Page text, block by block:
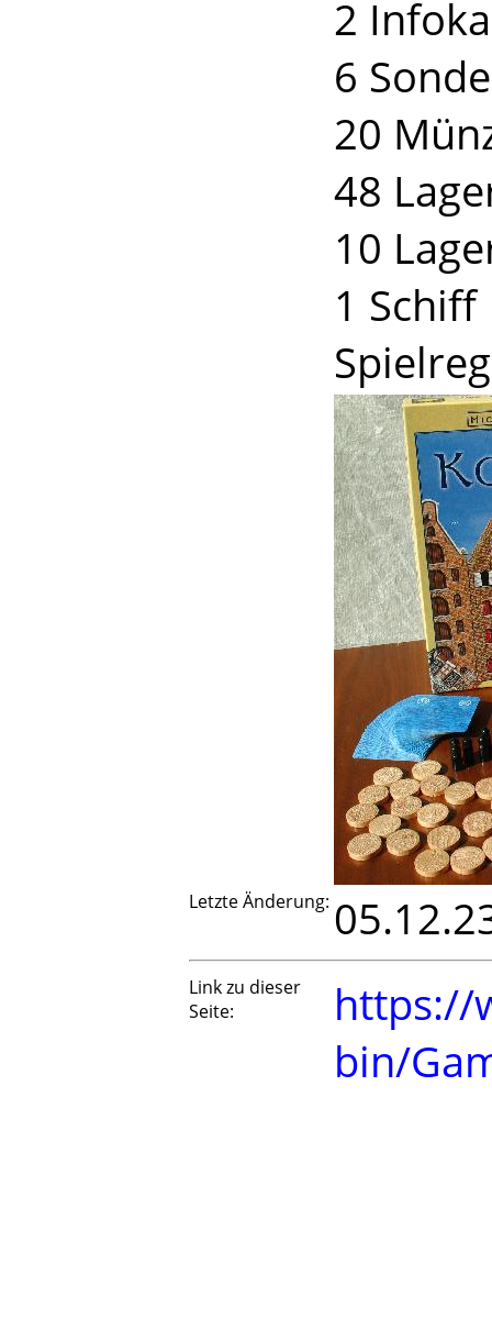
2
6
20
48
10
1 Schiff
Letzte Änderung:
Link zu dieser
Seite:
https://
bin/